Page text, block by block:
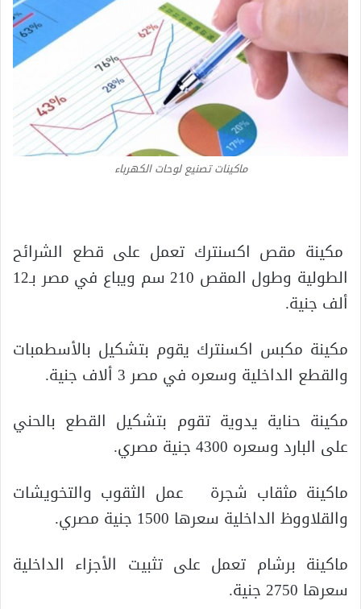
ماكينات تصنيع لوحات الكهرباء
مكينة مقص اكسنترك تعمل على قطع الشرائح
الطولية وطول المقص 210 سم ويباع في مصر بـ12
ألف جنية.
مكينة مكبس اكسنترك يقوم بتشكيل بالأسطمبات
والقطع الداخلية وسعره في مصر 3 ألاف جنية.
مكينة حناية يدوية تقوم بتشكيل القطع بالحني
على البارد وسعره 4300 جنية مصري.
ماكينة مثقاب شجرة عمل الثقوب والتخويشات
والقلاووظ الداخلية سعرها 1500 جنية مصري.
ماكينة برشام تعمل على تثبيت الأجزاء الداخلية
سعرها 2750 جنية.